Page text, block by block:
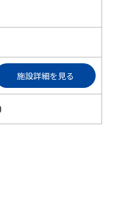
施設詳細を見る